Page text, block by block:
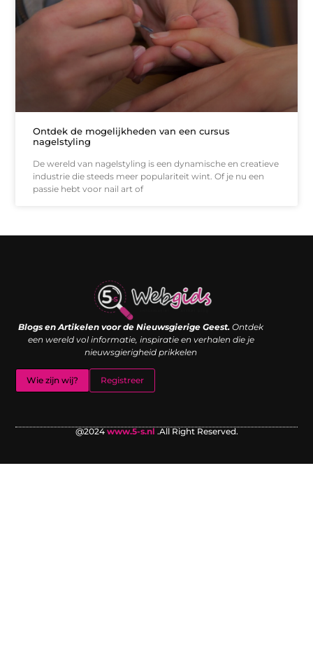
Ontdek de mogelijkheden van een cursus
nagelstyling
De wereld van nagelstyling is een dynamische en creatieve
industrie die steeds meer populariteit wint. Of je nu een
passie hebt voor nail art of
Blogs en Artikelen voor de Nieuwsgierige Geest. Ontdek
een wereld vol informatie, inspiratie en verhalen die je
nieuwsgierigheid prikkelen
Wie zijn wij? Registreer
@2024www.5-s.nl .All Right Reserved.